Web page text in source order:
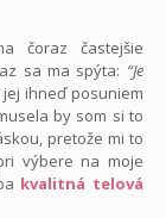
čoraz častejšie
sa ma spýta: “Je
ihneď posuniem
by som si to
pretože mi to
výbere na moje
kvalitná telová